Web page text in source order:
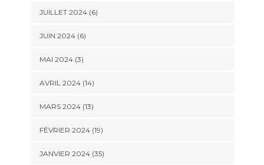
JUILLET 2024 (6)
JUIN 2024 (6)
MAI 2024 (3)
AVRIL 2024 (14)
MARS 2024 (13)
FÉVRIER 2024 (19)
JANVIER 2024 (35)